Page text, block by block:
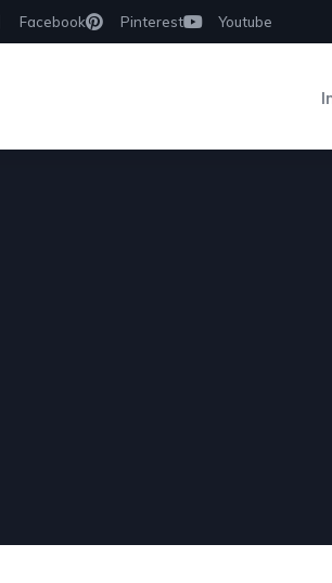
Facebook Pinterest Youtube